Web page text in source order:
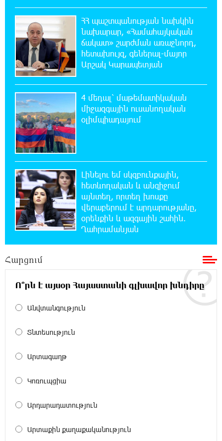
19:42:39 6-08-2026
Վրաստանում պետական ​​պաշտոնյային
կաշառելու փորձի համար քաղաքացի է
ձերբակալվել
19:25:15 6-08-2026
ՌԴ-ն պատրաստ է շարունակել Հայաստանի
երկաթուղիների կոնցեսիոն կառավարումը.
Օվերչուկ
19:07:40 6-08-2026
Հայաստանի բնակչության թիվը շուրջ 7
հազարով ավելացել է
18:49:45 6-08-2026
Իսրայելի ՊԲ-ն հարձակվել է Լիբանանում
«Հըզբոլլահ»-ի հրամանատարական կետերի
և պահեստների վրա
համաձայնության են եկել Յան Դիոմանդեի
տրանսֆերի վերաբերյալ
18:19:28 6-08-2026
առաջարկում է պահանջարկ չունեցող
մասնագիտություններ. Ատոմ Մխիթարյան
ազգային ողբերգություն է․ Ավետիք
Չպետք է լռել, պետք է խոսել Բաքվի ռեժիմի
ՀՀ պաշտպանության նախկին
նախարար, «Համահայկական
ճակատ» շարժման առաջնորդ,
հետախույզ, գեներալ-մայոր
Արշակ Կարապետյան
4 մեդալ՝ մաթեմատիկական
միջազգային ուսանողական
օլիմպիադայում
Լինելու եմ սկզբունքային,
հետևողական և անզիջում
այնտեղ, որտեղ խոսքը
վերաբերում է արդարությանը,
օրենքին և ազգային շահին.
Ղահրամանյան
Հարցում
Ո՞րն է այսօր Հայաստանի գլխավոր խնդիրը
Անվտանգություն
Տնտեսություն
Արտագաղթ
Կոռուպցիա
Արդարադատություն
Արտաքին քաղաքականություն